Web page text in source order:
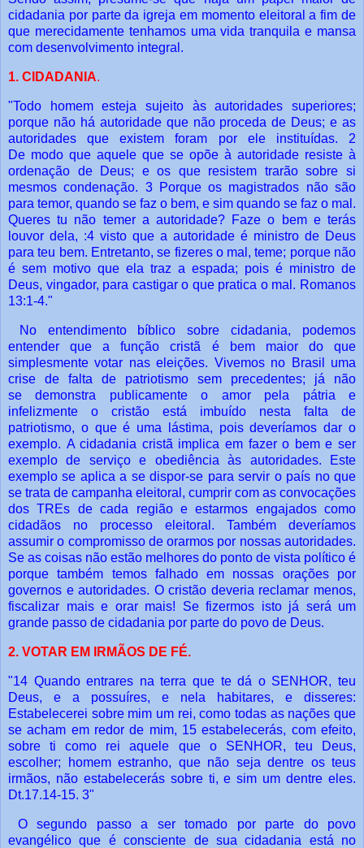
cidadania por parte da igreja em momento eleitoral a fim de
que merecidamente tenhamos uma vidatranquila e mansa
com desenvolvimento integral.
1. CIDADANIA.
"Todo homem esteja sujeito às autoridades superiores;
porque não há autoridade que não proceda de Deus; e as
autoridades que existem foram por ele instituídas. 2
De modo que aquele que se opõe à autoridade resiste à
ordenação de Deus; e os que resistem trarão sobre si
mesmos condenação. 3 Porque os magistrados não são
para temor, quando se faz o bem, e sim quando se faz o mal.
Queres tu não temer a autoridade? Faze o bem e terás
louvor dela, :4 visto que a autoridade é ministro de Deus
para teu bem. Entretanto, se fizeres o mal, teme; porque não
é sem motivo que ela traz a espada; pois é ministro de
Deus, vingador, para castigar o que pratica o mal. Romanos
13:1-4."
No entendimento bíblico sobre cidadania, podemos
entender que a funçãocristã é bem maior do que
simplesmente votar nas eleições. Vivemos no Brasil uma
crise de falta de patriotismo sem precedentes; já não
sedemonstra publicamente o amor pela pátria e
infelizmente o cristão está imbuído nesta falta de
patriotismo, o que é uma lástima, pois deveríamos dar o
exemplo. A cidadania cristã implica em fazer o bem e ser
exemplo de serviço e obediência às autoridades. Este
exemplo se aplica a se dispor-se para servir o país no que
se trata de campanha eleitoral, cumprir com as convocações
dos TREs de cada região e estarmos engajados como
cidadãos no processo eleitoral. Também deveríamos
assumir o compromisso de orarmos por nossas autoridades.
Se as coisas não estão melhores do ponto de vista político é
porquetambém temos falhado em nossas orações por
governos e autoridades. O cristão deveria reclamar menos,
fiscalizar mais e orar mais! Se fizermos isto já será um
grande passo de cidadania por parte do povo de Deus.
2. VOTAR EM IRMÃOS DE FÉ.
"14 Quando entrares na terra que te dá o SENHOR, teu
Deus, e a possuíres, e nela
habitares, e disseres:
Estabelecerei sobre mim um rei, como todas as nações que
seacham em redor de mim, 15 estabelecerás, com efeito,
sobre ti como rei aquele que o SENHOR, teu Deus,
escolher; homem estranho, que não seja dentre os teus
irmãos, não estabelecerás sobre ti, e sim um dentre eles.
Dt.17.14-15. 3"
O segundo passo a ser tomado por parte do povo
evangélico que é consciente de sua cidadania está no